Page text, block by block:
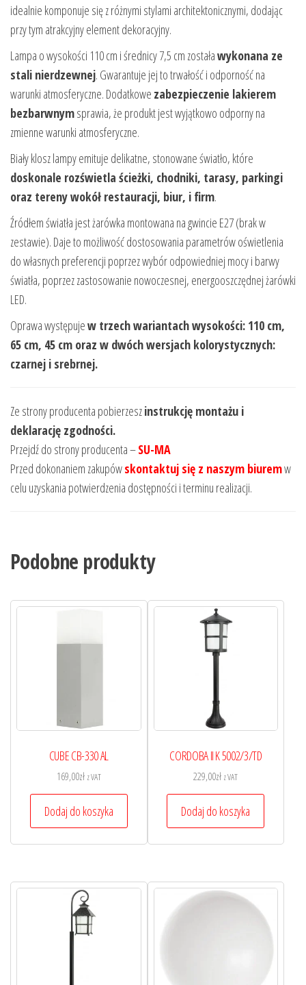
idealnie komponuje się z różnymi stylami architektonicznymi, dodając
przy tym atrakcyjny element dekoracyjny.
Lampa o wysokości 110 cm i średnicy 7,5 cm zostaławykonana ze
stali nierdzewnej. Gwarantuje jej to trwałość i odporność na
warunki atmosferyczne. Dodatkowe zabezpieczenie lakierem
bezbarwnymsprawia, że produkt jest wyjątkowo odporny na
zmienne warunki atmosferyczne.
Biały klosz lampy emituje delikatne, stonowane światło, które
doskonale rozświetla ścieżki, chodniki, tarasy, parkingi
oraz tereny wokół restauracji, biur, i firm.
Źródłem światła jest żarówka montowana na gwincie E27 (brak w
zestawie). Daje to możliwość dostosowania parametrów oświetlenia
do własnych preferencji poprzez wybór odpowiedniej mocy i barwy
światła, poprzez zastosowanie nowoczesnej, energooszczędnej żarówki
LED.
Oprawa występujew trzech wariantach wysokości: 110 cm,
65 cm, 45 cm oraz w dwóch wersjach kolorystycznych:
czarnej i srebrnej.
Ze strony producenta pobierzeszinstrukcję montażu i
deklarację zgodności.
Przejdź do strony producenta –SU-MA
Przed dokonaniem zakupówskontaktuj się z naszym biuremw
celu uzyskania potwierdzenia dostępności i terminu realizacji.
Podobne produkty
CUBE CB-330 AL
169,00zł z VAT
Dodaj do koszyka
CORDOBA II K 5002/3/TD
229,00zł z VAT
Dodaj do koszyka